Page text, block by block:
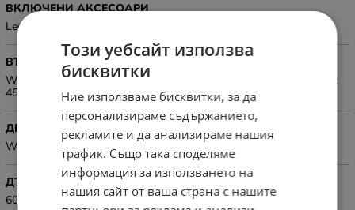
ВКЛЮЧЕНИ АКСЕСОАРИ
Legs, Wheels with brake, Ventilation panel (2 fan's), M6 screws
ВЪТРЕШНИ РАМЕРИ, ММ
Working depth: 520 mm; Internal width spacing between rack rails:
450 mm
ДРУГИ
Weatherproof rating: IP20
ДЪЛБОЧИНА, ММ
600 mm
Този уебсайт използва
бисквитки
Ние използваме бисквитки, за да
персонализираме съдържанието,
рекламите и да анализираме нашия
трафик. Също така споделяме
информация за използването на
нашия сайт от ваша страна с нашите